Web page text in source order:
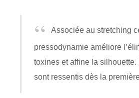
Associée au stretching
pressodynamie améliore
toxines et affine la
sont ressentis dès la